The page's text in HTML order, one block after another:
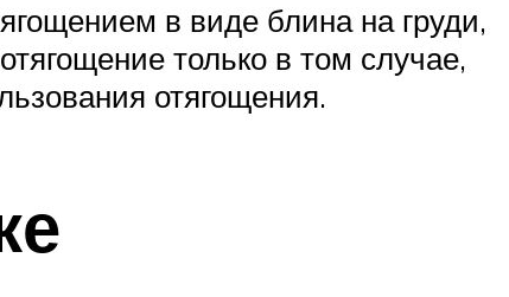
в виде блина на груди,
только в том случае,
отягощения.